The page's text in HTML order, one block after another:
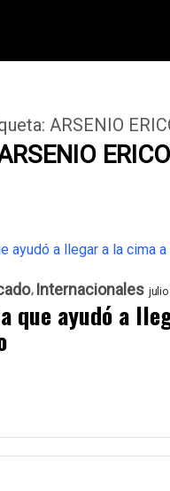
ARSENIO
ERICO
Internacionales julio
que ayudó a